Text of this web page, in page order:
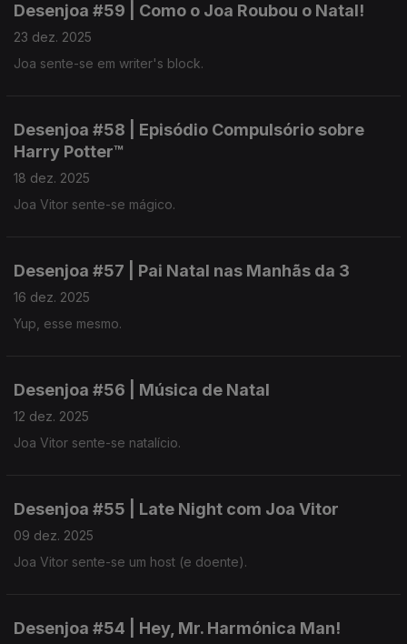
Desenjoa #59 | Como o Joa Roubou o Natal!
23 dez. 2025
Joa sente-se em writer's block.
Desenjoa #58 | Episódio Compulsório sobre
Harry Potter™
18 dez. 2025
Joa Vitor sente-se mágico.
Desenjoa #57 | Pai Natal nas Manhãs da 3
16 dez. 2025
Yup, esse mesmo.
Desenjoa #56 | Música de Natal
12 dez. 2025
Joa Vitor sente-se natalício.
Desenjoa #55 | Late Night com Joa Vitor
09 dez. 2025
Joa Vitor sente-se um host (e doente).
Desenjoa #54 | Hey, Mr. Harmónica Man!